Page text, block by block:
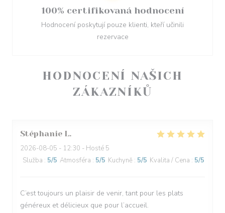
HODNOCENÍ NAŠICH
ZÁKAZNÍKŮ
Stéphanie L
2026-08-05 - 12:30 - Hosté 5
Služba : 5/5 Atmosféra : 5/5 Kuchyně : 5/5 Kvalita / Cena : 5/5
C’est toujours un plaisir de venir, tant pour les plats
généreux et délicieux que pour l’accueil.
100% certifikovaná hodnocení
Hodnocení poskytují pouze klienti, kteří učinili
rezervace